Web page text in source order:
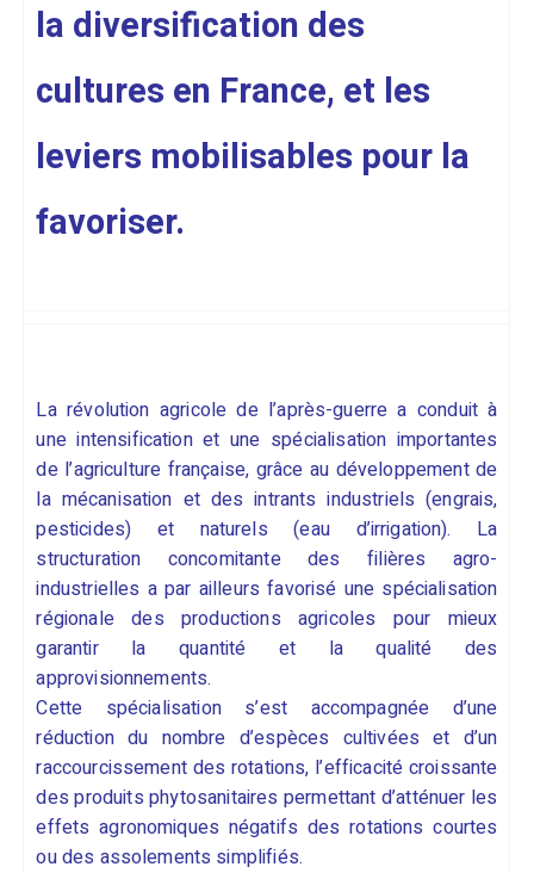
la diversification des
cultures en France, et les
leviers mobilisables pour la
favoriser.
La révolution agricole de l’après-guerre a conduit à
une intensification et une spécialisation importantes
de l’agriculture française, grâce au développement de
la mécanisation et des intrants industriels (engrais,
pesticides) et naturels (eau d’irrigation). La
structuration concomitante des filières agro-
industrielles a par ailleurs favorisé une spécialisation
régionale des productions agricoles pour mieux
garantir la quantité et la qualité des
approvisionnements.
Cette spécialisation s’est accompagnée d’une
réduction du nombre d’espèces cultivées et d’un
raccourcissement des rotations, l’efficacité croissante
des produits phytosanitaires permettant d’atténuer les
effets agronomiques négatifs des rotations courtes
ou des assolements simplifiés.